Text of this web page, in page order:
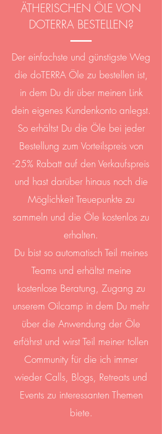
ÄTHERISCHEN ÖLE VON
DOTERRA BESTELLEN?
Der einfachste und günstigste Weg
die doTERRA Öle zu bestellen ist,
in dem Du dir über meinen Link
dein eigenes Kundenkonto anlegst.
So erhältst Du die Öle bei jeder
Bestellung zum Vorteilspreis von
-25% Rabatt auf den Verkaufspreis
und hast darüber hinaus noch die
Möglichkeit Treuepunkte zu
sammeln und die Öle kostenlos zu
erhalten.
Du bist so automatisch Teil meines
Teams und erhältst meine
kostenlose Beratung, Zugang zu
unserem Oilcamp in dem Du mehr
über die Anwendung der Öle
erfährst und wirst Teil meiner tollen
Community für die ich immer
wieder Calls, Blogs, Retreats und
Events zu interessanten Themen
biete.